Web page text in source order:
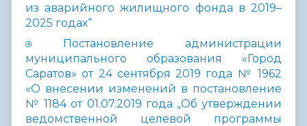
из аварийного жилищного фонда в 2019–
2025 годах“
Постановление администрации
муниципального образования «Город
Саратов» от 24 сентября 2019 года № 1962
«О внесении изменений в постановление
№ 1184 от 01.07.2019 года „Об утверждении
ведомственной целевой программы